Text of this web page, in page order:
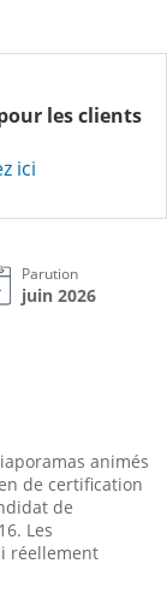
lesclients
ici
Parution
juin 2026
animés
de certification
de
Les
réellement